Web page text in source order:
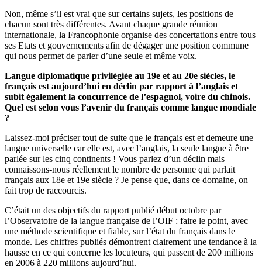
Non, même s’il est vrai que sur certains sujets, les positions de
chacun sont très différentes. Avant chaque grande réunion
internationale, la Francophonie organise des concertations entre tous
ses Etats et gouvernements afin de dégager une position commune
qui nous permet de parler d’une seule et même voix.
Langue diplomatique privilégiée au 19e et au 20e siècles, le
français est aujourd’hui en déclin par rapport à l’anglais et
subit également la concurrence de l’espagnol, voire du chinois.
Quel est selon vous l’avenir du français comme langue mondiale
?
Laissez-moi préciser tout de suite que le français est et demeure une
langue universelle car elle est, avec l’anglais, la seule langue à être
parlée sur les cinq continents ! Vous parlez d’un déclin mais
connaissons-nous réellement le nombre de personne qui parlait
français aux 18e et 19e siècle ? Je pense que, dans ce domaine, on
fait trop de raccourcis.
C’était un des objectifs du rapport publié début octobre par
l’Observatoire de la langue française de l’OIF : faire le point, avec
une méthode scientifique et fiable, sur l’état du français dans le
monde. Les chiffres publiés démontrent clairement une tendance à la
hausse en ce qui concerne les locuteurs, qui passent de 200 millions
en 2006 à 220 millions aujourd’hui.